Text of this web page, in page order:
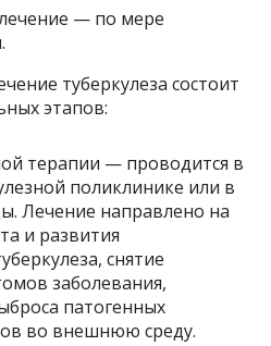
— по мере
туберкулеза состоит
этапов:
терапии — проводится в
поликлинике или в
Лечение направлено на
и развития
снятие
заболевания,
патогенных
во внешнюю среду.